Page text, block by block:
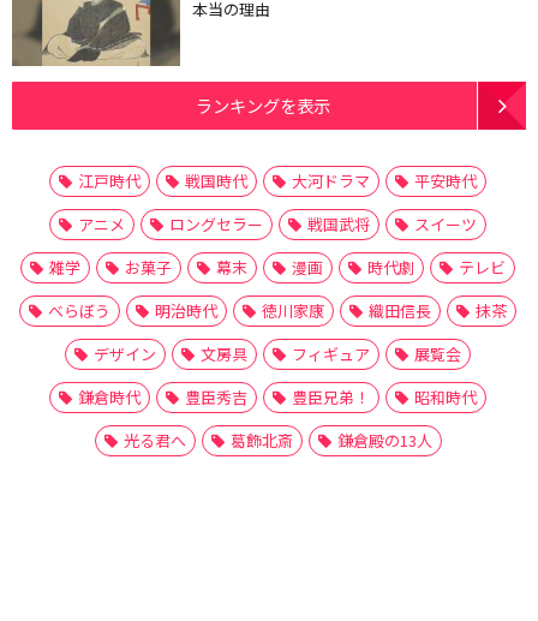
本当の理由
ランキングを表示
江戸時代 戦国時代 大河ドラマ
平安時代
アニメ
ロングセラー 戦国武将
スイーツ
雑学
お菓子 幕末 漫画 時代劇
テレビ
べらぼう
明治時代 徳川家康 織田信長
抹茶
デザイン
文房具 フィギュア
展覧会
鎌倉時代
豊臣秀吉 豊臣兄弟！
昭和時代
光る君へ
葛飾北斎 鎌倉殿の13人